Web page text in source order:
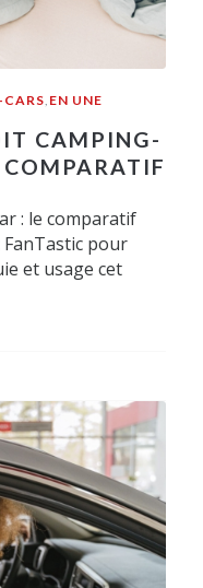
CARS, EN UNE
CAMPING-
: le comparatif
FanTastic pour
et usage cet